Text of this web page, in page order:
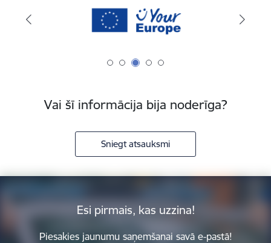
Vai šī informācija bija noderīga?
Sniegt atsauksmi
Esi pirmais, kas uzzina!
Piesakies jaunumu saņemšanai savā e-pastā!